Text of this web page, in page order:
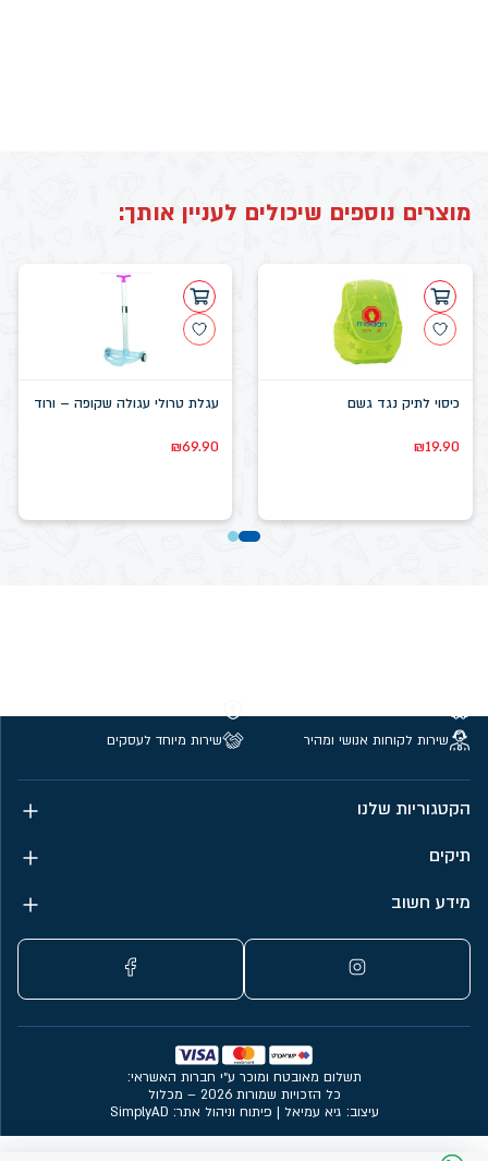
מוצרים נוספים שיכולים לעניין אותך:
כיסוי לתיק נגד גשם
₪19.90
עגלת טרולי עגולה שקופה – ורוד
₪69.90
שירות לקוחות אנושי ומהיר
שירות מיוחד לעסקים
הקטגוריות שלנו
תיקים
מידע חשוב
עיצוב: גיא עמיאל | פיתוח וניהול אתר: SimplyAD
תשלום מאובטח ומוכר ע״י חברות האשראי:
כל הזכויות שמורות 2026 – מכלול